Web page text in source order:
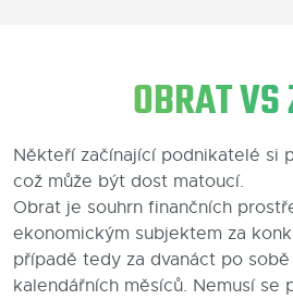
Partneři
Blog
Kontakty
OBRAT
Někteří začínající podnikatelé si
což může být dost matoucí.
Obrat je souhrn finančních
ekonomickým subjektem za
případě tedy za dvanáct po
kalendářních měsíců. Nemusí se